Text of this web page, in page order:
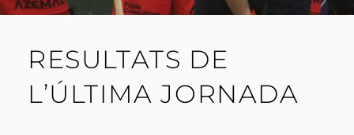
RESULTATS DE
L’ÚLTIMA JORNADA